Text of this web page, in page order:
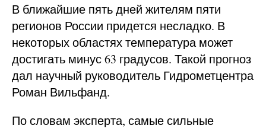
В ближайшие пять дней жителям пяти
регионов России придется несладко. В
некоторых областях температура может
достигать минус 63 градусов. Такой прогноз
дал научный руководитель Гидрометцентра
Роман Вильфанд.
По словам эксперта, самые сильные